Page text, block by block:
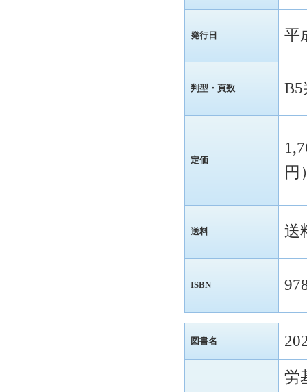
発行日 平
判型・頁数 B5
定価
円
送料 送
ISBN
図書名
労